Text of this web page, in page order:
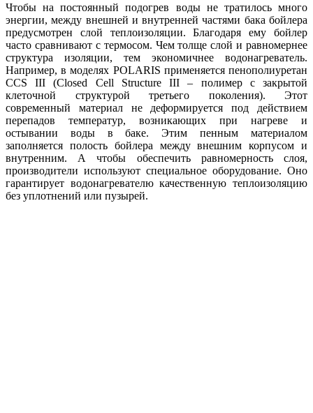
Чтобы на постоянный подогрев воды не тратилось много
энергии, между внешней и внутренней частями бака бойлера
предусмотрен слой теплоизоляции. Благодаря ему бойлер
часто сравнивают с термосом. Чем толще слой и равномернее
структура изоляции, тем экономичнее водонагреватель.
Например, в моделях POLARIS применяется пенополиуретан
CCS III (Closed Cell Structure III – полимер с закрытой
клеточной структурой третьего поколения). Этот
современный материал не деформируется под действием
перепадов температур, возникающих при нагреве и
остывании воды в баке. Этим пенным материалом
заполняется полость бойлера между внешним корпусом и
внутренним. А чтобы обеспечить равномерность слоя,
производители используют специальное оборудование. Оно
гарантирует водонагревателю качественную теплоизоляцию
без уплотнений или пузырей.